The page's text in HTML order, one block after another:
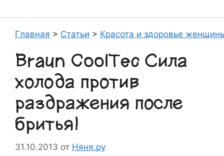
Главная > Статьи > Красота и здоровье
Braun CoolTec Сила
холода против
раздражения после
бритья!
31.10.2013 от Няня.ру